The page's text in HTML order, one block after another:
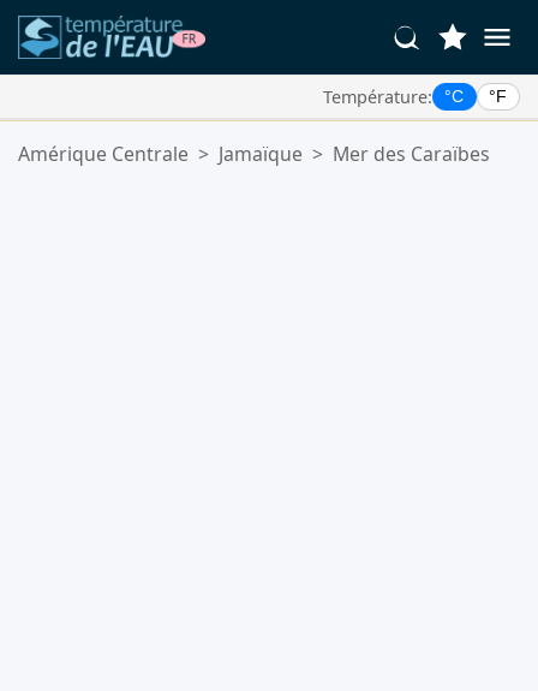
Température: °C °F
Vos Lieux Favoris:
Amérique Centrale > Jamaïque > Mer des Caraïbes